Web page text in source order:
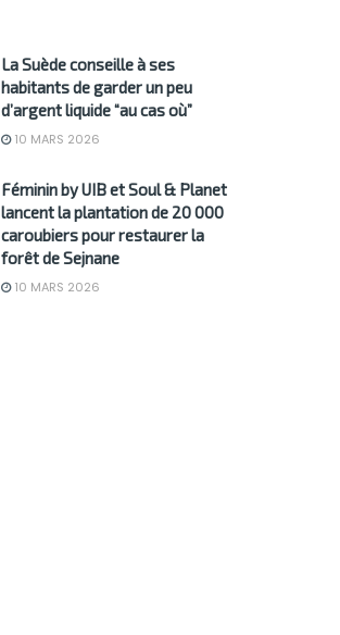
La Suède conseille à ses
habitants de garder un peu
d’argent liquide “au cas où”
10 MARS 2026
Féminin by UIB et Soul & Planet
lancent la plantation de 20 000
caroubiers pour restaurer la
forêt de Sejnane
10 MARS 2026